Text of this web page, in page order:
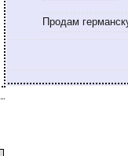
Продам